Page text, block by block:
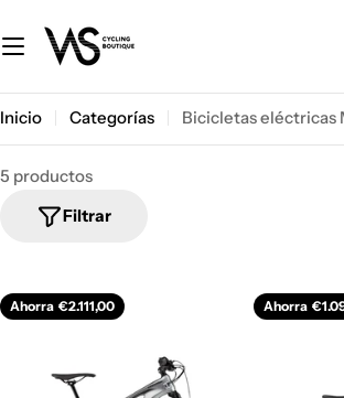
al
contenido
Inicio Categorías Bicicletas eléctricas
5 productos
Filtrar
Ahorra €2.111,00 Ahorra